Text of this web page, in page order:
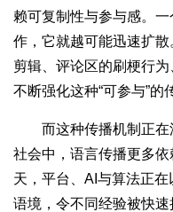
赖可复制性与参与感。
作，它就越可能迅速扩
剪辑、评论区的刷梗行
不断强化这种“可参与”的
而这种传播机制正在
社会中，语言传播更多
天，平台、AI与算法正
语境，令不同经验被快